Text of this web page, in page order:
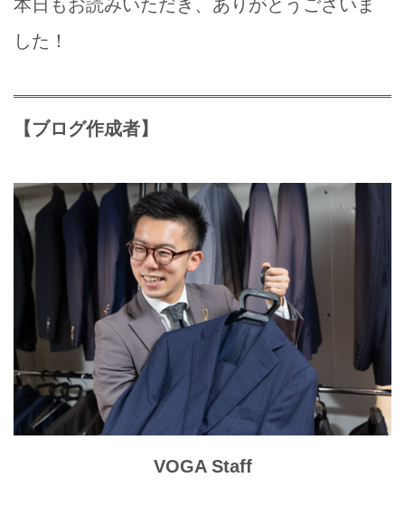
本日もお読みいただき、ありがとうございま
した！
【ブログ作成者】
VOGA Staff